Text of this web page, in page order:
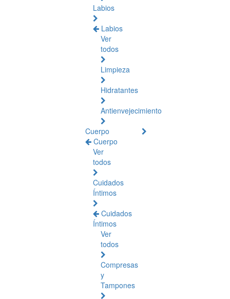
Labios
Labios
Ver
todos
Limpieza
Hidratantes
Antienvejecimiento
Cuerpo
Cuerpo
Ver
todos
Cuidados
Íntimos
Cuidados
Íntimos
Ver
todos
Compresas
y
Tampones